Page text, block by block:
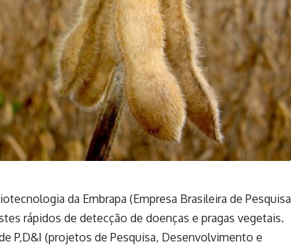
da Embrapa (Empresa Brasileira de Pesquisa
rápidos de detecção de doenças e pragas vegetais.
P,D&I (projetos de Pesquisa, Desenvolvimento e